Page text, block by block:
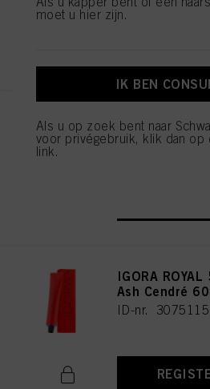
IGORA
ID-nr. 3075087
IGORA
Ash Cendré
ID-nr. 3075115
moet u hier zijn.
IK BEN
Als u op zoek bent naar
voor privégebruik, klik dan op
link.